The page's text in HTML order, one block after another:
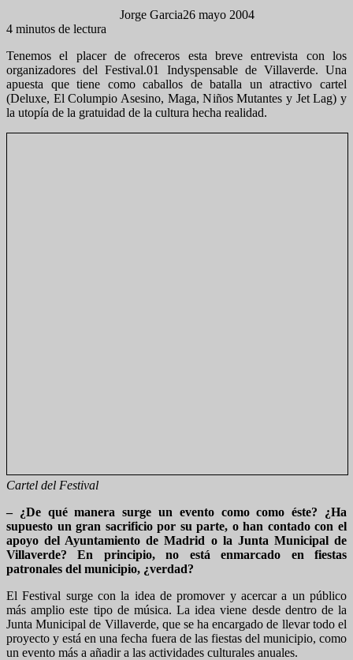
Jorge Garcia26 mayo 2004
4 minutos de lectura
Tenemos el placer de ofreceros esta breve entrevista con los
organizadores del Festival.01 Indyspensable de Villaverde. Una
apuesta que tiene como caballos de batalla un atractivo cartel
(Deluxe, El Columpio Asesino, Maga, Niños Mutantes y Jet Lag) y
la utopía de la gratuidad de la cultura hecha realidad.
Cartel del Festival
– ¿De qué manera surge un evento como como éste? ¿Ha
supuesto un gran sacrificio por su parte, o han contado con el
apoyo del Ayuntamiento de Madrid o la Junta Municipal de
Villaverde? En principio, no está enmarcado en fiestas
patronales del municipio, ¿verdad?
El Festival surge con la idea de promover y acercar a un público
más amplio este tipo de música. La idea viene desde dentro de la
Junta Municipal de Villaverde, que se ha encargado de llevar todo el
proyecto y está en una fecha fuera de las fiestas del municipio, como
un evento más a añadir a las actividades culturales anuales.